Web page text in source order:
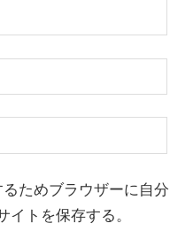
ためブラウザーに自分
トを保存する。